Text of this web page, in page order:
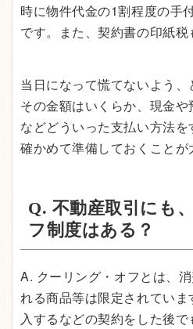
時に物件代金の1割程度の手
です。また、契約書の印紙税
当日になって慌てないよう、
その金額はいくらか、現金
などどういった支払い方法
確かめて準備しておくことが
Q. 不動産取引にも
フ制度はある？
A. クーリング・オフとは、
れる商品等は限定されてい
入するなどの契約をした後